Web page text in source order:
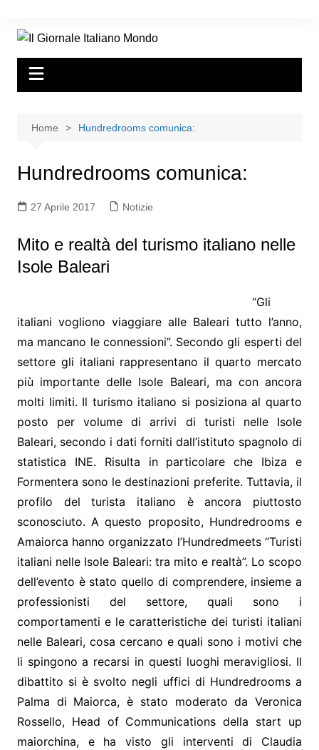
Home Hundredrooms comunica:
Hundredrooms comunica:
27 Aprile 2017 Notizie
Mito e realtà del turismo italiano nelle
Isole Baleari
“Gli
italiani vogliono viaggiare alle Baleari tutto l’anno,
ma mancano le connessioni”. Secondo gli esperti del
settore gli italiani rappresentano il quarto mercato
più importante delle Isole Baleari, ma con ancora
molti limiti. Il turismo italiano si posiziona al quarto
posto per volume di arrivi di turisti nelle Isole
Baleari, secondo i dati forniti dall’istituto spagnolo di
statistica INE. Risulta in particolare che Ibiza e
Formentera sono le destinazioni preferite. Tuttavia, il
profilo del turista italiano è ancora piuttosto
sconosciuto. A questo proposito, Hundredrooms e
Amaiorca hanno organizzato l’Hundredmeets “Turisti
italiani nelle Isole Baleari: tra mito e realtà”. Lo scopo
dell’evento è stato quello di comprendere, insieme a
professionisti del settore, quali sono i
comportamenti e le caratteristiche dei turisti italiani
nelle Baleari, cosa cercano e quali sono i motivi che
li spingono a recarsi in questi luoghi meravigliosi. Il
dibattito si è svolto negli uffici di Hundredrooms a
Palma di Maiorca, è stato moderato da Veronica
Rossello, Head of Communications della start up
maiorchina, e ha visto gli interventi di Claudia